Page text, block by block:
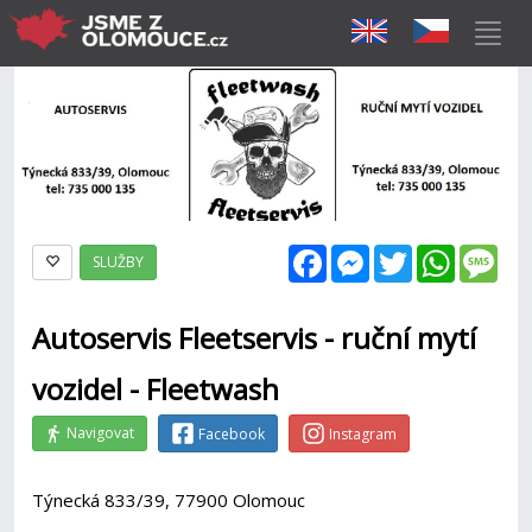
FacebookMessenger
Twitter
SLUŽBY
Autoservis Fleetservis - ruční mytí
vozidel - Fleetwash
Navigovat Facebook Instagram
Týnecká 833/39, 77900 Olomouc